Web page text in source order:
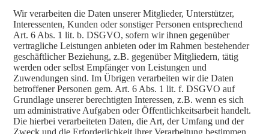
Wir verarbeiten die Daten unserer Mitglieder, Unterstützer,
Interessenten, Kunden oder sonstiger Personen entsprechend
Art. 6 Abs. 1 lit. b. DSGVO, sofern wir ihnen gegenüber
vertragliche Leistungen anbieten oder im Rahmen bestehender
geschäftlicher Beziehung, z.B. gegenüber Mitgliedern, tätig
werden oder selbst Empfänger von Leistungen und
Zuwendungen sind. Im Übrigen verarbeiten wir die Daten
betroffener Personen gem. Art. 6 Abs. 1 lit. f. DSGVO auf
Grundlage unserer berechtigten Interessen, z.B. wenn es sich
um administrative Aufgaben oder Öffentlichkeitsarbeit handelt.
Die hierbei verarbeiteten Daten, die Art, der Umfang und der
Zweck und die Erforderlichkeit ihrer Verarbeitung bestimmen